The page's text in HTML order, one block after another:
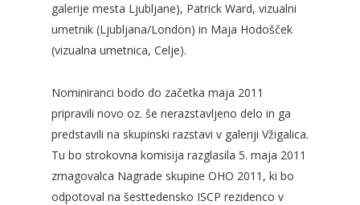
galerije mesta Ljubljane), Patrick Ward, vizualni
umetnik (Ljubljana/London) in Maja Hodošček
(vizualna umetnica, Celje).
Nominiranci bodo do začetka maja 2011
pripravili novo oz. še nerazstavljeno delo in ga
predstavili na skupinski razstavi v galeriji Vžigalica.
Tu bo strokovna komisija razglasila 5. maja 2011
zmagovalca Nagrade skupine OHO 2011, ki bo
odpotoval na šesttedensko ISCP rezidenco v